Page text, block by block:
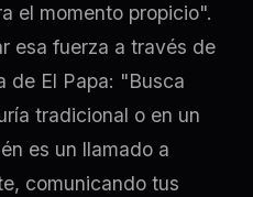
el momento propicio".
esa fuerza a través de
de El Papa: "Busca
tradicional o en un
es un llamado a
comunicando tus